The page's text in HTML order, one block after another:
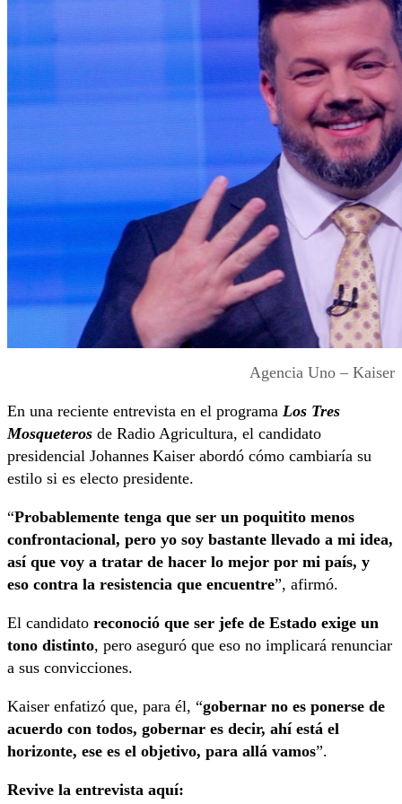
Agencia Uno – Kaiser
En una reciente entrevista en el programa Los Tres
Mosqueteros de Radio Agricultura, el candidato
presidencial Johannes Kaiser abordó cómo cambiaría su
estilo si es electo presidente.
“Probablemente tenga que ser un poquitito menos
confrontacional, pero yo soy bastante llevado a mi idea,
así que voy a tratar de hacer lo mejor por mi país, y
eso contra la resistencia que encuentre”, afirmó.
El candidato reconoció que ser jefe de Estado exige un
tono distinto, pero aseguró que eso no implicará renunciar
a sus convicciones.
Kaiser enfatizó que, para él, “gobernar no es ponerse de
acuerdo con todos, gobernar es decir, ahí está el
horizonte, ese es el objetivo, para allá vamos”.
Revive la entrevista aquí: